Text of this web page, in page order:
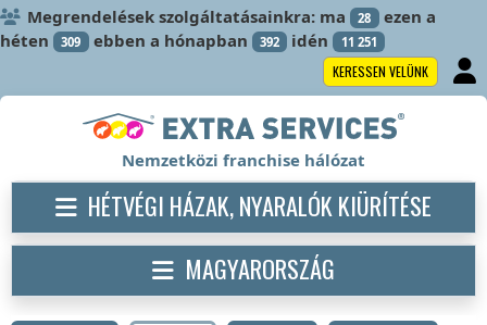
Megrendelések szolgáltatásainkra: ma 28 ezen a
héten
309 ebben a hónapban 392 idén 11 251
KERESSEN VELÜNK
Nemzetközi franchise hálózat
HÉTVÉGI HÁZAK, NYARALÓK KIÜRÍTÉSE
MAGYARORSZÁG